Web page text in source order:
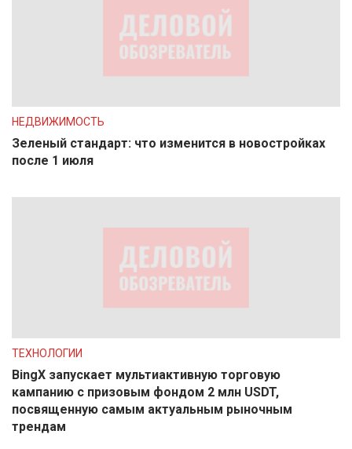
НЕДВИЖИМОСТЬ
Зеленый стандарт: что изменится в новостройках
после 1 июля
ТЕХНОЛОГИИ
BingX запускает мультиактивную торговую
кампанию с призовым фондом 2 млн USDT,
посвященную самым актуальным рыночным
трендам